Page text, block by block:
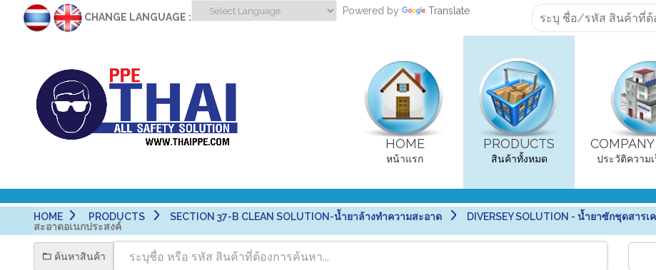
CHANGE LANGUAGE :
Powered by Translate
HOME
หน้าแรก
PRODUCTS
สินค้าทั้งหมด ประวัติความ
HOME PRODUCTS SECTION 37-B CLEAN SOLUTION-น้ำยาล้างทำความสะอาด DIVERSEY SOLUTION - น้ำยาซักชุดสาร
สะอาดอเนกประสงค์
ค้นหาสินค้า